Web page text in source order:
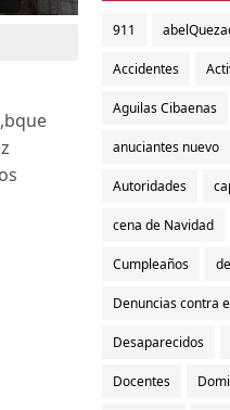
911
Accidentes
Aguilas Cibaenas
anuciantes nuevo
Autoridades
cena de Navidad
Cumpleaños
Denuncias contra
Desaparecidos
Docentes